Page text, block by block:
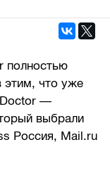
полностью
этим, что уже
—
выбрали
Россия, Mail.ru